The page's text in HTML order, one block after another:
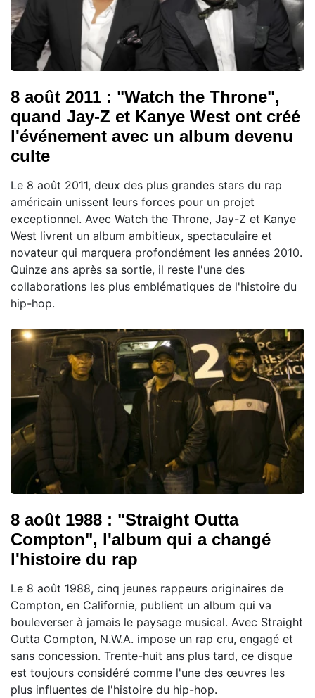
8 août 2011 : "Watch the Throne",
quand Jay-Z et Kanye West ont créé
l'événement avec un album devenu
culte
Le 8 août 2011, deux des plus grandes stars du rap
américain unissent leurs forces pour un projet
exceptionnel. Avec Watch the Throne, Jay-Z et Kanye
West livrent un album ambitieux, spectaculaire et
novateur qui marquera profondément les années 2010.
Quinze ans après sa sortie, il reste l'une des
collaborations les plus emblématiques de l'histoire du
hip-hop.
8 août 1988 : "Straight Outta
Compton", l'album qui a changé
l'histoire du rap
Le 8 août 1988, cinq jeunes rappeurs originaires de
Compton, en Californie, publient un album qui va
bouleverser à jamais le paysage musical. Avec Straight
Outta Compton, N.W.A. impose un rap cru, engagé et
sans concession. Trente-huit ans plus tard, ce disque
est toujours considéré comme l'une des œuvres les
plus influentes de l'histoire du hip-hop.